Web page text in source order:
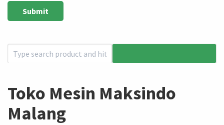
Toko Mesin Maksindo
Malang